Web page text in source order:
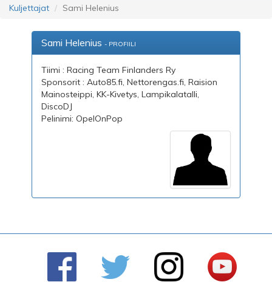
Kuljettajat Sami Helenius
Sami Helenius - PROFIILI
Tiimi : Racing Team Finlanders Ry
Sponsorit : Auto85.fi, Nettorengas.fi, Raision
Mainosteippi, KK-Kivetys, Lampikalatalli,
DiscoDJ
Pelinimi: OpelOnPop